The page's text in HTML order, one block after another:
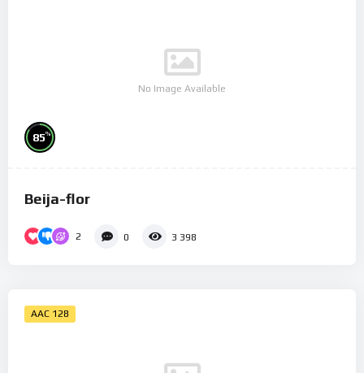
No Image Available
85%
Beija-flor
2 0 3 398
AAC 128